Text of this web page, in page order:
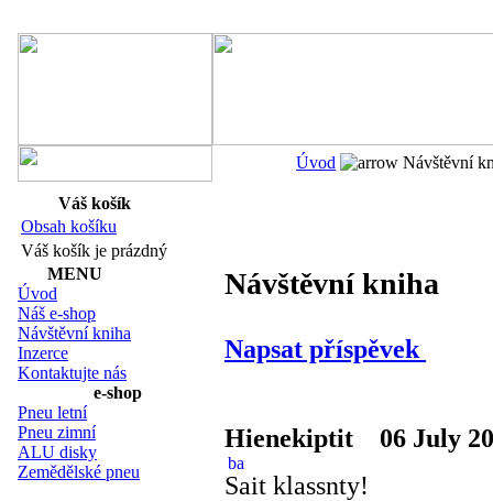
Úvod Návštěvní
Váš košík
Obsah košíku
Váš košík je prázdný
MENU
Úvod
Náš e-shop
Návštěvní kniha
Inzerce
Kontaktujte nás
e-shop
Pneu letní
Pneu zimní
ALU disky
Zemědělské pneu
Návštěvní kniha
Napsat příspěvek
Hienekiptit
06 July
Sait klassnty!